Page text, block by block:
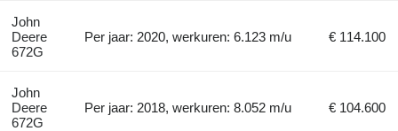
John
Deere
672G
Per jaar: 2020, werkuren: 6.123 m/u € 114.100
John
Deere
672G
Per jaar: 2018, werkuren: 8.052 m/u € 104.600